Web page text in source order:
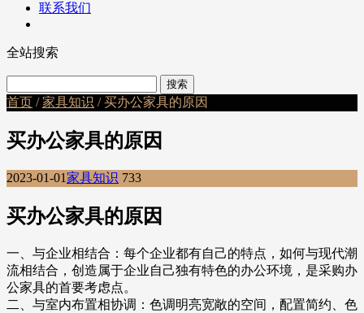
联系我们
全站搜索
首页 /家具知识 / 买办公家具的原因
买办公家具的原因
2023-01-01家具知识 733
买办公家具的原因
一、与企业相结合：每个企业都有自己的特点，如何与现代潮
流相结合，创造属于企业自己独有特色的办公环境，是采购办
公家具的首要考虑点。
二、与室内布置相协调：色调明亮宽敞的空间，配置简约、色